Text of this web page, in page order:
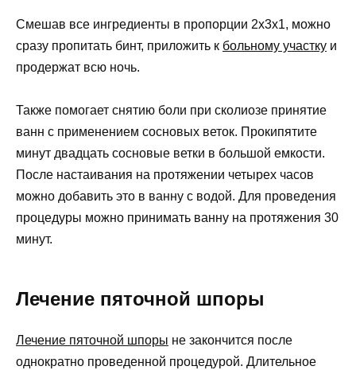
Смешав все ингредиенты в пропорции 2х3х1, можно
сразу пропитать бинт, приложить к больному участку и
продержат всю ночь.
Также помогает снятию боли при сколиозе принятие
ванн с применением сосновых веток. Прокипятите
минут двадцать сосновые ветки в большой емкости.
После настаивания на протяжении четырех часов
можно добавить это в ванну с водой. Для проведения
процедуры можно принимать ванну на протяжения 30
минут.
Лечение пяточной шпоры
Лечение пяточной шпоры не закончится после
однократно проведенной процедурой. Длительное